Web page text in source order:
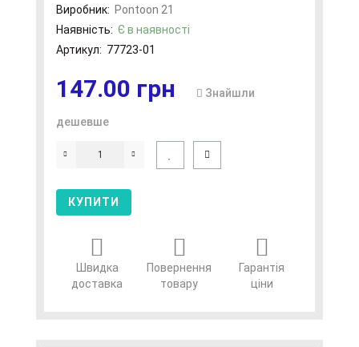
Виробник: Pontoon 21
Наявність: Є в наявності
Артикул: 77723-01
147.00 грн Знайшли
дешевше
КУПИТИ
Швидка
доставка
Повернення
товару
Гарантія
ціни